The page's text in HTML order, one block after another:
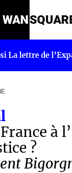
WAN
La lettre de
à
?